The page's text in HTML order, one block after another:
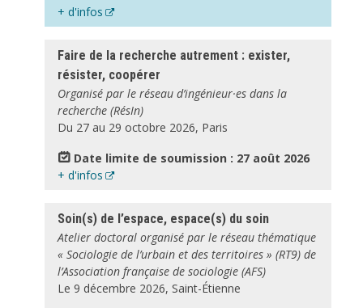
+ d'infos
Faire de la recherche autrement : exister,
résister, coopérer
Organisé par le réseau d’ingénieur·es dans la
recherche (RésIn)
Du 27 au 29 octobre 2026, Paris
Date limite de soumission : 27 août 2026
+ d'infos
Soin(s) de l’espace, espace(s) du soin
Atelier doctoral organisé par le réseau thématique
« Sociologie de l’urbain et des territoires » (RT9) de
l’Association française de sociologie (AFS)
Le 9 décembre 2026, Saint-Étienne